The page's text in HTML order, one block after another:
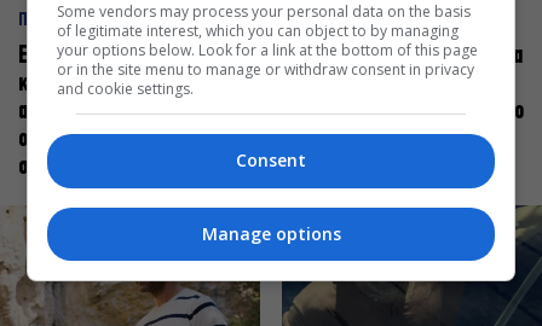
ΠΡΟΣΩΠΑ
Ελεάνα Ανδρεούδη: Κάθε
καλλιτέχνης όταν
ανεβαίνει στη σκηνή
οφείλει να αισθάνεται
σταρ
ΠΡΟΣΩΠΑ
Βαγγέλης Μπίκος: Έμαθα να
δίνω αξία στο ποιος είμαι
πάνω στη σκηνή και όχι στο
πως χορεύω
Some vendors may process your personal data on the basis
of legitimate interest, which you can object to by managing
your options below. Look for a link at the bottom of this page
or in the site menu to manage or withdraw consent in privacy
and cookie settings.
Consent
Manage options